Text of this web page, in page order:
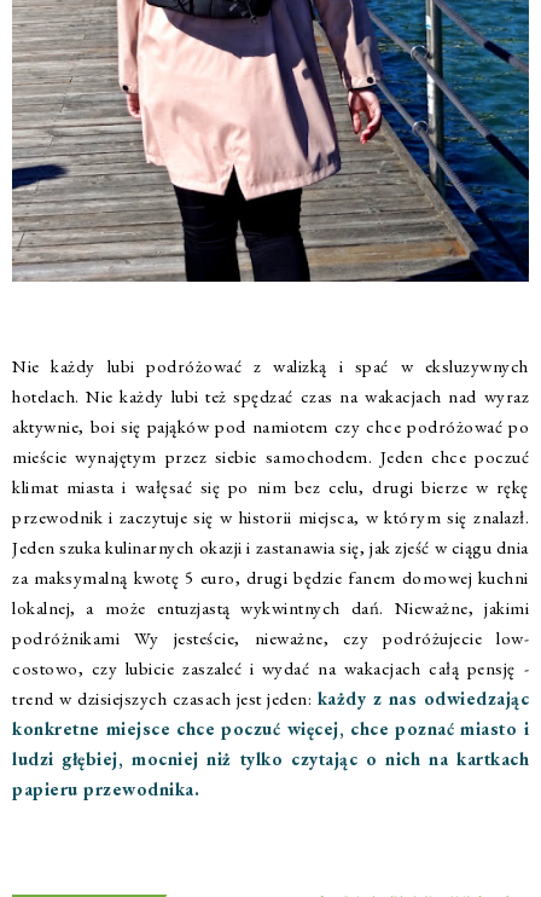
Nie każdy lubi podróżować z walizką i spać w eksluzywnych
hotelach. Nie każdy lubi też spędzać czas na wakacjach nad wyraz
aktywnie, boi się pająków pod namiotem czy chce podróżować po
mieście wynajętym przez siebie samochodem. Jeden chce poczuć
klimat miasta i wałęsać się po nim bez celu, drugi bierze w rękę
przewodnik i zaczytuje się w historii miejsca, w którym się znalazł.
Jeden szuka kulinarnych okazji i zastanawia się, jak zjeść w ciągu dnia
za maksymalną kwotę 5 euro, drugi będzie fanem domowej kuchni
lokalnej, a może entuzjastą wykwintnych dań. Nieważne, jakimi
podróżnikami Wy jesteście, nieważne, czy podróżujecie low-
costowo, czy lubicie zaszaleć i wydać na wakacjach całą pensję -
trend w dzisiejszych czasach jest jeden: każdy z nas odwiedzając
konkretne miejsce chce poczuć więcej, chce poznać miasto i
ludzi głębiej, mocniej niż tylko czytając o nich na kartkach
papieru przewodnika.